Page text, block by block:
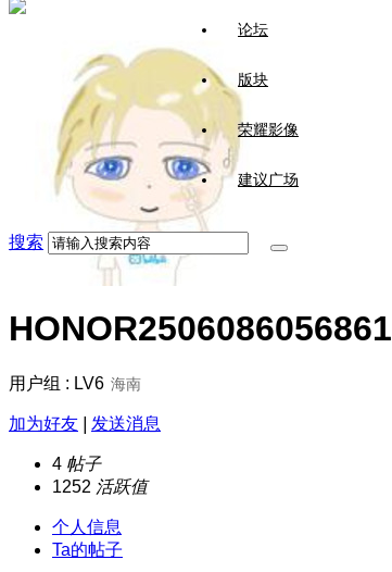
论坛
版块
荣耀影像
建议广场
搜索
HONOR2506086056861
用户组 : LV6 海南
加为好友 发送消息
4 帖子
1252 活跃值
个人信息
Ta的帖子